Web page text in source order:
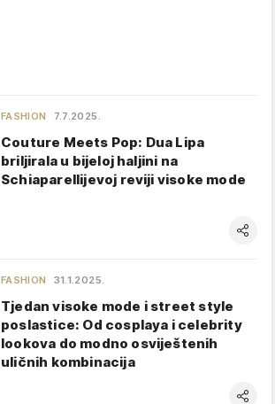
FASHION 7.7.2025.
Couture Meets Pop: Dua Lipa
briljirala u bijeloj haljini na
Schiaparellijevoj reviji visoke mode
FASHION 31.1.2025.
Tjedan visoke mode i street style
poslastice: Od cosplaya i celebrity
lookova do modno osviještenih
uličnih kombinacija